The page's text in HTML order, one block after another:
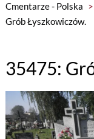
Cmentarze - Polska >
Grób Łyszkowiczów.
35475: